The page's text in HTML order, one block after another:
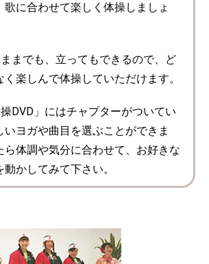
歌に合わせて楽しく体操しましょ
までも、立ってもできるので、ど
楽しんで体操していただけます。
DVD」にはチャプターがついてい
いヨガや曲目を選ぶことができま
ら体調や気分に合わせて、お好きな
かしてみて下さい。